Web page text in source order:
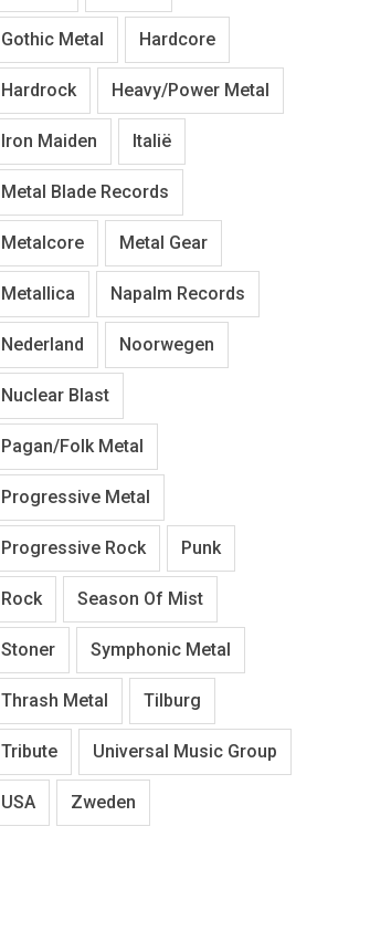
Gothic Metal Hardcore
Hardrock Heavy/Power Metal
Iron Maiden Italië
Metal Blade Records
Metalcore Metal Gear
Metallica Napalm Records
Nederland Noorwegen
Nuclear Blast
Pagan/Folk Metal
Progressive Metal
Progressive Rock Punk
Rock Season Of Mist
Stoner Symphonic Metal
Thrash Metal Tilburg
Tribute Universal Music Group
USA Zweden